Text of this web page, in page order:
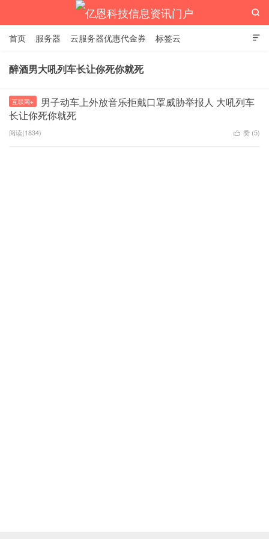
亿恩科技信息资讯门户

首页 服务器 云服务器优惠代金券 标签云

醉酒男大吼列车长让你死你就死
互联网+
男子动车上外放音乐拒戴口罩威胁举报人 大吼列车
长让你死你就死
阅读(1834)  赞 (5)